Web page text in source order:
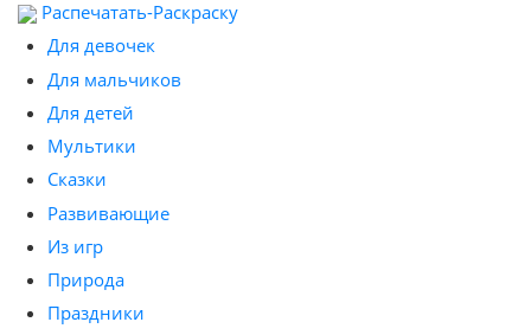
Распечатать-Раскраску
Для девочек
Для мальчиков
Для детей
Мультики
Сказки
Развивающие
Из игр
Природа
Праздники